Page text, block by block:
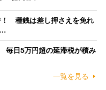
！ 種銭は差し押さえを免れ
…
毎日5万円超の延滞税が積み
一覧を見る